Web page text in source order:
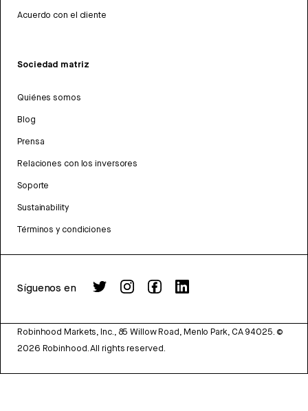
Acuerdo con el cliente
Sociedad matriz
Quiénes somos
Blog
Prensa
Relaciones con los inversores
Soporte
Sustainability
Términos y condiciones
Síguenos en
Robinhood Markets, Inc., 85 Willow Road, Menlo Park, CA 94025. ©
2026 Robinhood. All rights reserved.